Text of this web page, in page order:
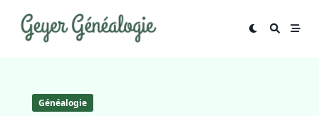
content
Généalogie